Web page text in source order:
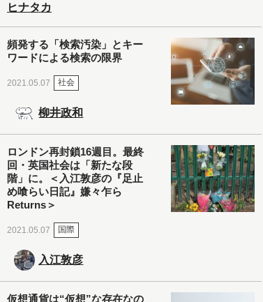
ヒナタカ
頻発する「検索汚染」とキー
ワードによる検索の限界
2021.05.07 社会
柳井政和
ロンドン再封鎖16週目。最終
回・英国社会は「新たな段
階」に。＜入江敦彦の『足止
め喰らい日記』嫌々乍ら
Returns＞
2021.05.07 国際
入江敦彦
仮想通貨は“仮想”な存在なの